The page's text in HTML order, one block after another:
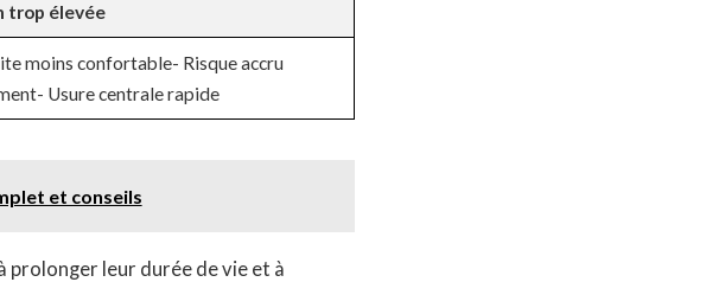
trop élevée
moins confortable- Risque accru
Usure centrale rapide
et conseils
prolonger leur durée de vie et à